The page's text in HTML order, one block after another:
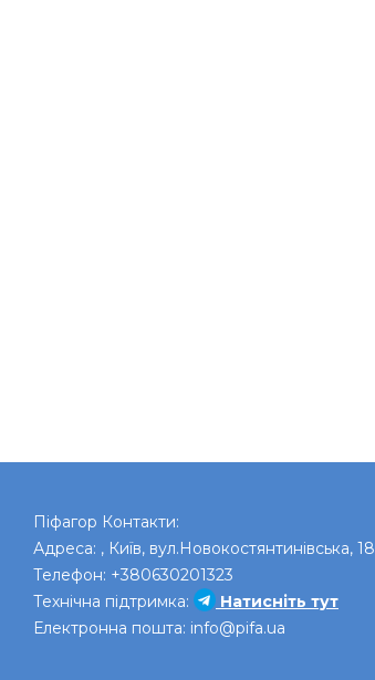
Піфагор Контакти:
Адреса: , Київ, вул.Новокостянтинівська, 18
Телефон: +380630201323
Технічна підтримка:
Натисніть тут
Електронна пошта: info@pifa.ua